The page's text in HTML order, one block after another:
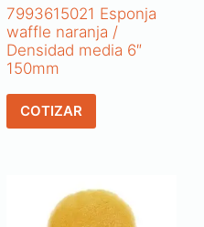
7993615021 Esponja
waffle naranja /
Densidad media 6″
150mm
COTIZAR